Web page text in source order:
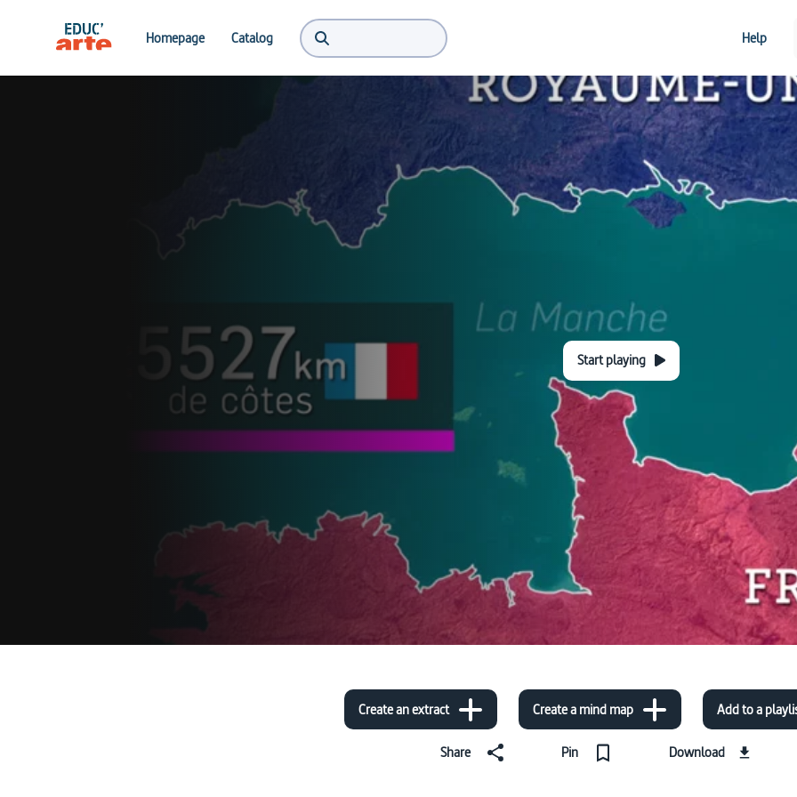
Homepage Catalog Help
Start playing
Create an extract Create a mind map Add to a
Share Pin Download